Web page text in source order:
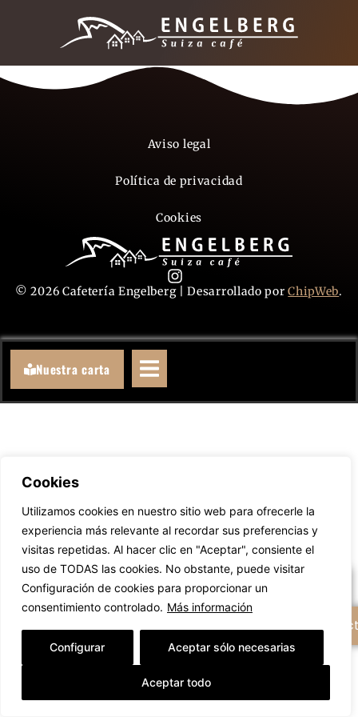
Cookies
Utilizamos cookies en nuestro sitio web para ofrecerle la
experiencia más relevante al recordar sus preferencias y
visitas repetidas. Al hacer clic en "Aceptar", consiente el
uso de TODAS las cookies. No obstante, puede visitar
Configuración de cookies para proporcionar un
consentimiento controlado. Más información
Configurar Aceptar sólo necesarias
Aceptar todo
© 2026 Cafetería Engelberg | Desarrollado porChipWeb.
Aviso legal
Política de privacidad
Cookies
Nuestra carta
Llámanos
WhatsAppeanos
Escríbenos un email
+ Opciones de